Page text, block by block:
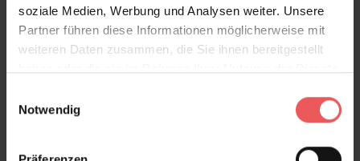
soziale Medien, Werbung und Analysen weiter. Unsere
Partner führen diese Informationen möglicherweise mit
weiteren Daten zusammen, die Sie ihnen bereitgestellt
Notwendig
Sie haben Fragen zum Produkt?
+49 (0)221 932 81 82